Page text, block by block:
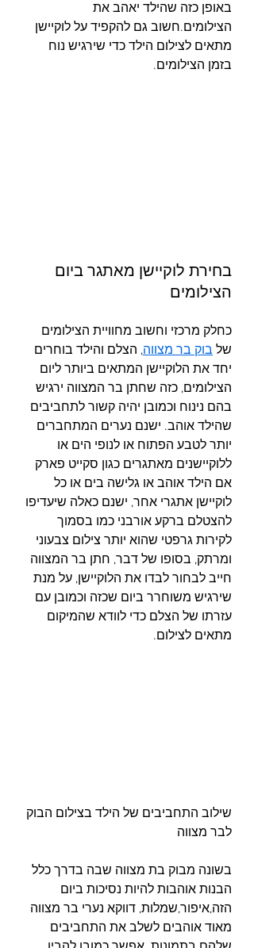
באופן כזה שהילד יאהב את
הצילומים.חשוב גם להקפיד על לוקיישן
מתאים לצילום הילד כדי שירגיש נוח
בזמן הצילומים.
בחירת לוקיישן מאתגר ביום
הצילומים
כחלק מרכזי וחשוב מחוויית הצילומים
של בוק בר מצווה, הצלם והילד בוחרים
יחד את הלוקיישן המתאים ביותר ליום
הצילומים, כזה שחתן בר המצווה ירגיש
בהם נינוח וכמובן יהיה קשור לתחביבים
שהילד אוהב. ישנם נערים המתחברים
יותר לטבע הפתוח או לנופי הים או
ללוקיישנים מאתגרים כגון סקייט פארק
אם הילד אוהב או גלישה בים או כל
לוקיישן אתגרי אחר, ישנם כאלה שיעדיפו
להצטלם ברקע אורבני כמו בסמוך
לקירות גרפטי שהוא יותר צילום צבעוני
ומרתק, בסופו של דבר, חתן בר המצווה
חייב לבחור לבדו את הלוקיישן, על מנת
שירגיש משוחרר ביום שכזה וכמובן עם
עזרתו של הצלם כדי לוודא שהמיקום
מתאים לצילום.
שילוב התחביבים של הילד בצילום הבוק
לבר מצווה
בשונה מבוק בת מצווה שבה בדרך כלל
הבנות אוהבות להיות נסיכות ביום
הזה,איפור,שמלות, דווקא נערי בר מצווה
מאוד אוהבים לשלב את התחביבים